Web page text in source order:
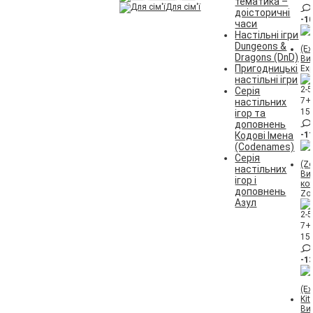
Для сім'ї
доісторичні
часи
Настільні ігри
Dungeons &
Dragons (DnD)
Пригодницькі
настільні ігри
Серія
настільних
ігор та
доповнень
Кодові Імена
(Codenames)
Серія
настільних
ігор і
доповнень
Азул
-
2-5
7+
15
-
2-5
7+
15
-